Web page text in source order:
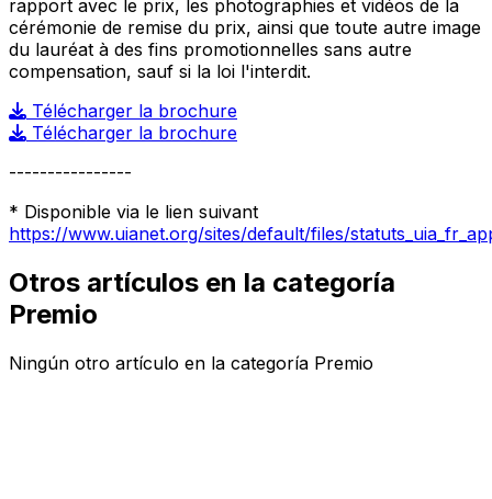
rapport avec le prix, les photographies et vidéos de la
cérémonie de remise du prix, ainsi que toute autre image
du lauréat à des fins promotionnelles sans autre
compensation, sauf si la loi l'interdit.
Télécharger la brochure
Télécharger la brochure
----------------
* Disponible via le lien suivant
https://www.uianet.org/sites/default/files/
Otros artículos en la categoría
Premio
Ningún otro artículo en la categoría Premio